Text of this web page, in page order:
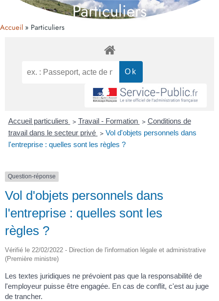
Particuliers
Accueil Particuliers
Accueil particuliers > Travail - Formation > Conditions de
travail dans le secteur privé > Vol d'objets personnels dans
l'entreprise : quelles sont les règles ?
Question-réponse
Vol d'objets personnels dans
l'entreprise : quelles sont les
règles ?
Vérifié le 22/02/2022 - Direction de l'information légale et administrative
(Première ministre)
Les textes juridiques ne prévoient pas que la responsabilité de
l'employeur puisse être engagée. En cas de conflit, c'est au juge
de trancher.